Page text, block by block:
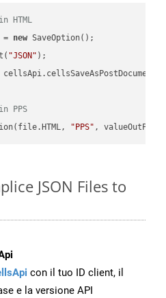
HTML
= new SaveOption();
"JSON" );
PPS
"PPS"
JSON Files to
con il tuo ID client, il
e la versione API